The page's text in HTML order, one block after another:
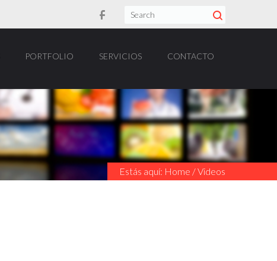
PORTFOLIO SERVICIOS CONTACTO
Estás aquí: Home /Videos